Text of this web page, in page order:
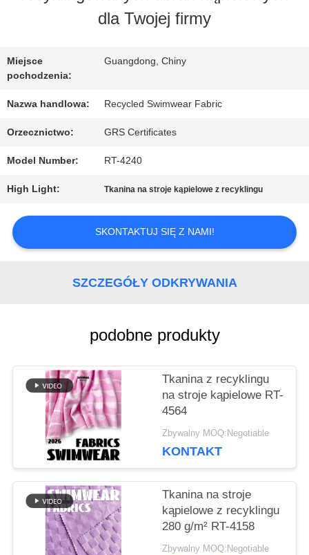
WYCIECZKA
PO
FABRYCE
KONTROLA
JAKOŚCI
SKONTAKTUJ
SIĘ
PRZYPADKI
SITEMAP
PRIVACY
POLICY
dla Twojej firmy
Miejsce
pochodzenia:
Guangdong, Chiny
Nazwa handlowa: Recycled Swimwear Fabric
Orzecznictwo: GRS Certificates
Model Number: RT-4240
High Light: Tkanina na stroje kąpielowe z recyklingu
SKONTAKTUJ SIĘ Z NAMI!
SZCZEGÓŁY ODKRYWANIA
podobne produkty
Tkanina z recyklingu
na stroje kąpielowe RT-
4564
Zbywalny MOQ:Negotiable
KONTAKT
Tkanina na stroje
kąpielowe z recyklingu
280 g/m² RT-4158
Zbywalny MOQ:Negotiable